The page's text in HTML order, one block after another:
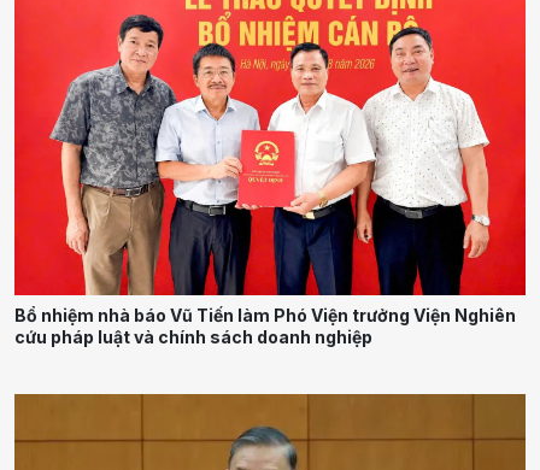
Bổ nhiệm nhà báo Vũ Tiến làm Phó Viện trưởng Viện Nghiên
cứu pháp luật và chính sách doanh nghiệp